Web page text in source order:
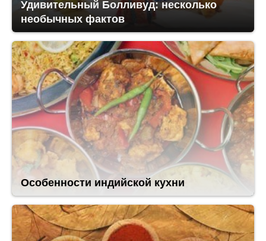
Удивительный Болливуд: несколько
необычных фактов
Особенности индийской кухни